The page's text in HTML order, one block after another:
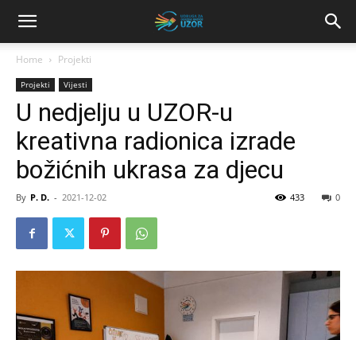
Home Projekti
Projekti Vijesti
U nedjelju u UZOR-u
kreativna radionica izrade
božićnih ukrasa za djecu
By P. D. - 2021-12-02 0
433